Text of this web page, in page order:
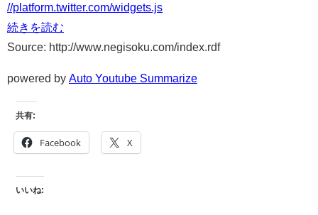
//platform.twitter.com/widgets.js
続きを読む
Source: http://www.negisoku.com/index.rdf
powered by Auto Youtube Summarize
共有:
Facebook X
いいね: